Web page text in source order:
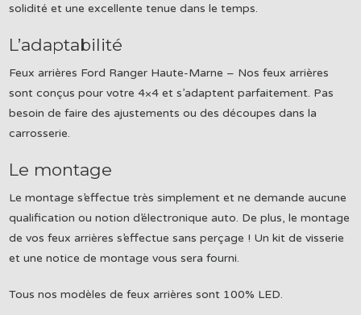
solidité et une excellente tenue dans le temps.
L’adaptabilité
Feux arrières Ford Ranger Haute-Marne – Nos feux arrières
sont conçus pour votre 4×4 et s’adaptent parfaitement. Pas
besoin de faire des ajustements ou des découpes dans la
carrosserie.
Le montage
Le montage s’effectue très simplement et ne demande aucune
qualification ou notion d’électronique auto. De plus, le montage
de vos feux arrières s’effectue sans perçage ! Un kit de visserie
et une notice de montage vous sera fourni.
Tous nos modèles de feux arrières sont 100% LED.